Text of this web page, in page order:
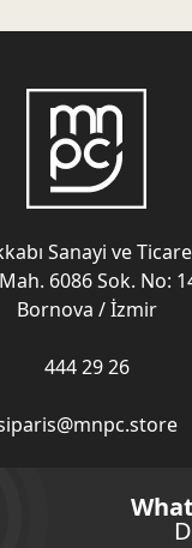
Sanayi ve
6086 Sok. No:
Bornova / İzmir
444 29 26